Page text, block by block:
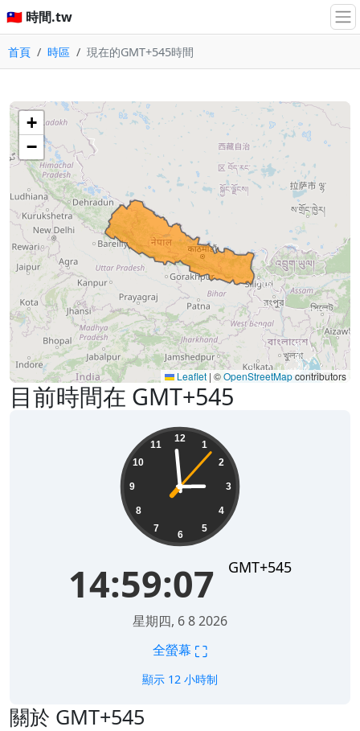
🇹🇼 時間.tw
首頁 時區 現在的GMT+545時間
目前時間在 GMT+545
12
1
2
3
4
5
6
7
8
9
10
11
14:59:07 GMT+545
星期四, 6 8 2026
全螢幕 ⛶
顯示 12 小時制
關於 GMT+545
+
−
Leaflet | ©OpenStreetMapcontributors